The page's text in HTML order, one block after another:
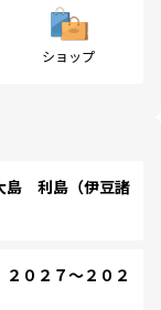
ショップ
利島（伊豆諸
０２７～２０２